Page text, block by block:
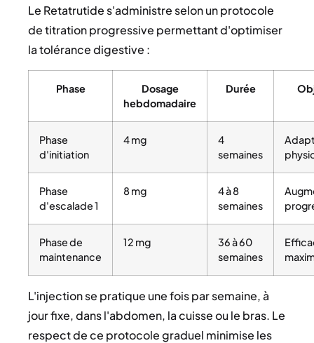
Le Retatrutide s'administre selon un protocole
de titration progressive permettant d'optimiser
la tolérance digestive :
Phase
Dosage
hebdomadaire
Durée
Phase
d'initiation
4 mg
4
semaines
Phase
d'escalade 1
8 mg
4 à 8
semaines
Phase de
maintenance
12 mg
36 à 60
semaines
L'injection se pratique une fois par semaine, à
jour fixe, dans l'abdomen, la cuisse ou le bras. Le
respect de ce protocole graduel minimise les